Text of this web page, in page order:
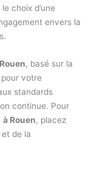
choix d’une
envers la
, basé sur la
votre
standards
continue. Pour
Rouen, placez
de la